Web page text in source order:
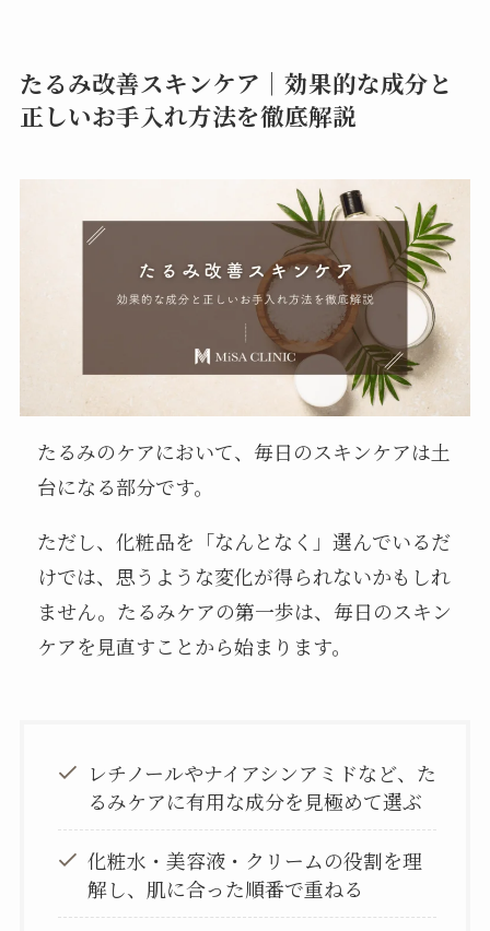
たるみ改善スキンケア｜効果的な成分と
正しいお手入れ方法を徹底解説
たるみのケアにおいて、毎日のスキンケアは土
台になる部分です。
ただし、化粧品を「なんとなく」選んでいるだ
けでは、思うような変化が得られないかもしれ
ません。たるみケアの第一歩は、毎日のスキン
ケアを見直すことから始まります。
レチノールやナイアシンアミドなど、た
るみケアに有用な成分を見極めて選ぶ
化粧水・美容液・クリームの役割を理
解し、肌に合った順番で重ねる